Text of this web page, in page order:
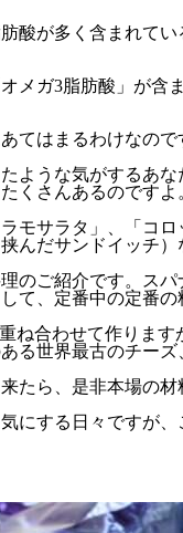
酸が多く含まれて
メガ3脂肪酸」が
てはまるわけなので
ような気がするあな
くさんあるのですよ
モサラタ」、「コ
んだサンドイッチ
のご紹介です。ス
て、定番中の定番の
ね合わせて作りま
る世界最古のチー
たら、是非本場の
にする日々ですが